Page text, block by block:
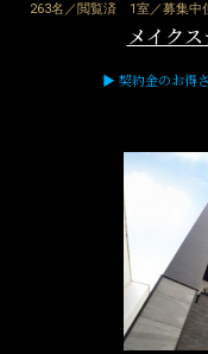
263名／閲覧済 1室／募集中
メイク
▶ 契約金のお得